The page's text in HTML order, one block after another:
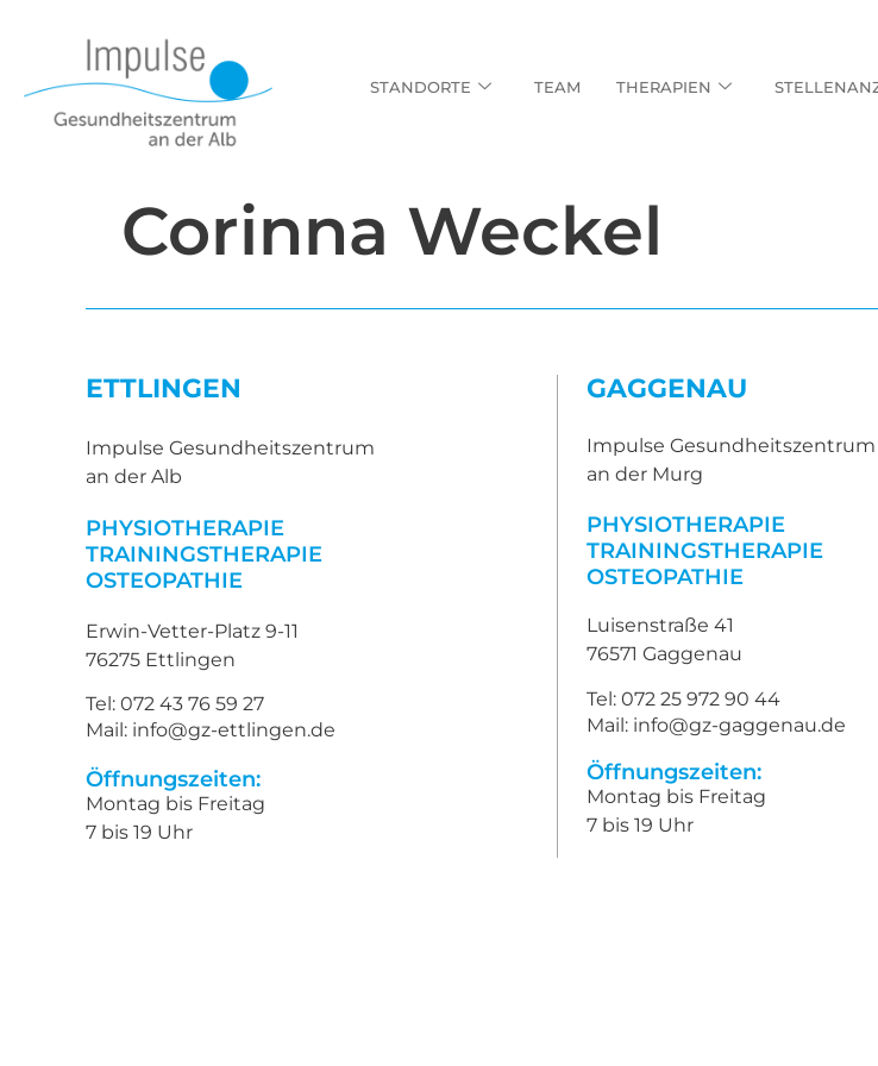
STANDORTE TEAM THERAPIEN
Corinna Weckel
ETTLINGEN
Impulse Gesundheitszentrum
an der Alb
PHYSIOTHERAPIE
TRAININGSTHERAPIE
OSTEOPATHIE
Erwin-Vetter-Platz 9-11
76275 Ettlingen
Tel: 072 43 76 59 27
Mail: info@gz-ettlingen.de
Öffnungszeiten:
Montag bis Freitag
7 bis 19 Uhr
GAGGENAU
Impulse Gesundheitszentrum
an der Murg
PHYSIOTHERAPIE
TRAININGSTHERAPIE
OSTEOPATHIE
Luisenstraße 41
76571 Gaggenau
Tel: 072 25 972 90 44
Mail: info@gz-gaggenau.de
Öffnungszeiten:
Montag bis Freitag
7 bis 19 Uhr